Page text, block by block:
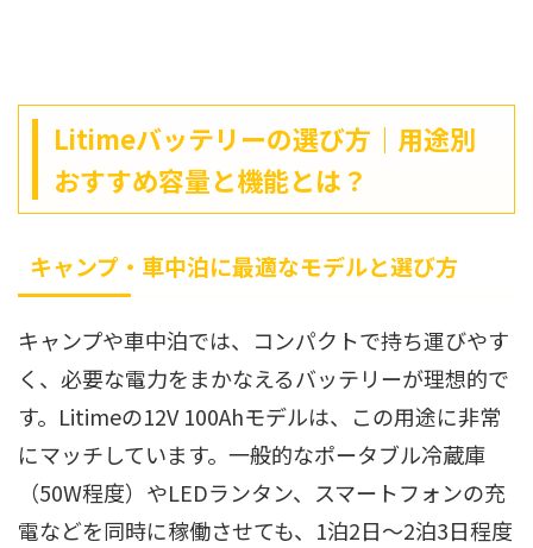
Litimeバッテリーの選び方｜用途別
おすすめ容量と機能とは？
キャンプ・車中泊に最適なモデルと選び方
キャンプや車中泊では、コンパクトで持ち運びやす
く、必要な電力をまかなえるバッテリーが理想的で
す。Litimeの12V 100Ahモデルは、この用途に非常
にマッチしています。一般的なポータブル冷蔵庫
（50W程度）やLEDランタン、スマートフォンの充
電などを同時に稼働させても、1泊2日〜2泊3日程度